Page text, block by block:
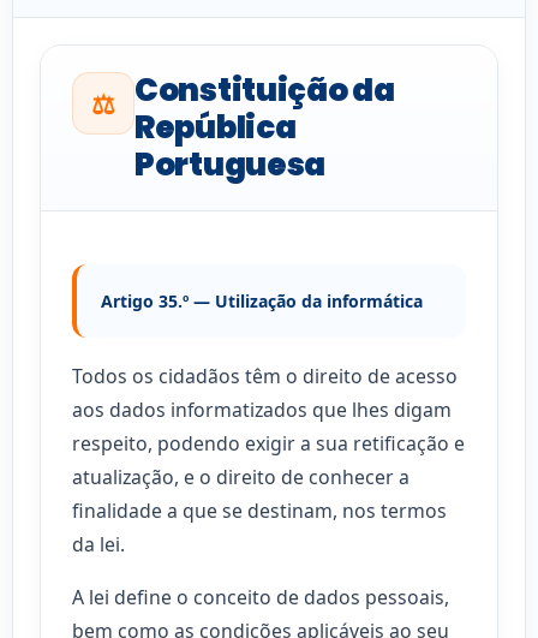
⚖️ Constituição da
República
Portuguesa
Artigo 35.º — Utilização da informática
Todos os cidadãos têm o direito de acesso
aos dados informatizados que lhes digam
respeito, podendo exigir a sua retificação e
atualização, e o direito de conhecer a
finalidade a que se destinam, nos termos
da lei.
A lei define o conceito de dados pessoais,
bem como as condições aplicáveis ao seu